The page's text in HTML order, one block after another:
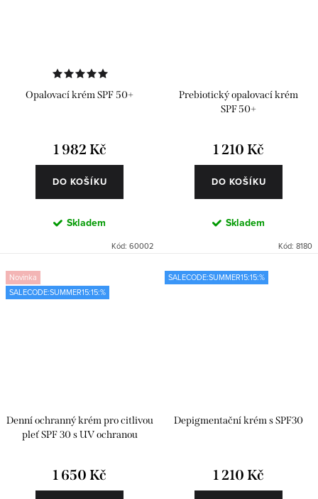
Opalovací krém SPF 50+
1 982 Kč
DO KOŠÍKU
Skladem
Kód: 60002
Prebiotický opalovací krém
SPF 50+
1 210 Kč
DO KOŠÍKU
Skladem
Kód: 8180
Novinka
SALECODE:SUMMER15:15:%
Denní ochranný krém pro citlivou
pleť SPF 30 s UV ochranou
1 650 Kč
SALECODE:SUMMER15:15:%
Depigmentační krém s SPF30
1 210 Kč